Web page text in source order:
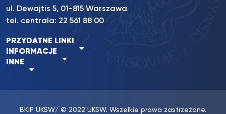
ul. Dewajtis 5, 01-815 Warszawa
tel. centrala: 22 561 88 00
PRZYDATNE LINKI
INFORMACJE
INNE
BKiP UKSW/ © 2022 UKSW. Wszelkie prawa zastrzeżone.